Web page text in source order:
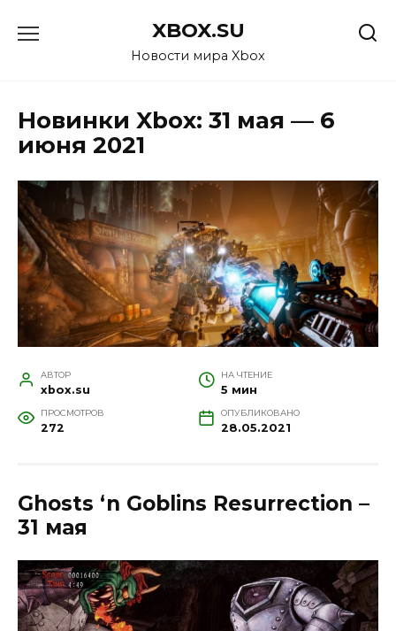
XBOX.SU
Новости мира Xbox
Новинки Xbox: 31 мая — 6
июня 2021
АВТОР
xbox.su
НА ЧТЕНИЕ
5 мин
ПРОСМОТРОВ
272
ОПУБЛИКОВАНО
28.05.2021
Ghosts ‘n Goblins Resurrection –
31 мая